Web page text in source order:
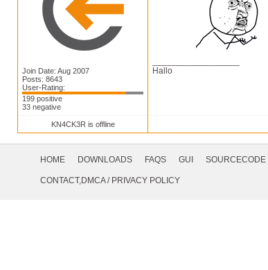
Join Date: Aug 2007
Posts: 8643
User-Rating:
199 positive
33 negative
Hallo
KN4CK3R is offline
NavigationHOME DOWNLOADS FAQS GUI SOURCECODE
CONTACT,DMCA/ PRIVACY POLICY